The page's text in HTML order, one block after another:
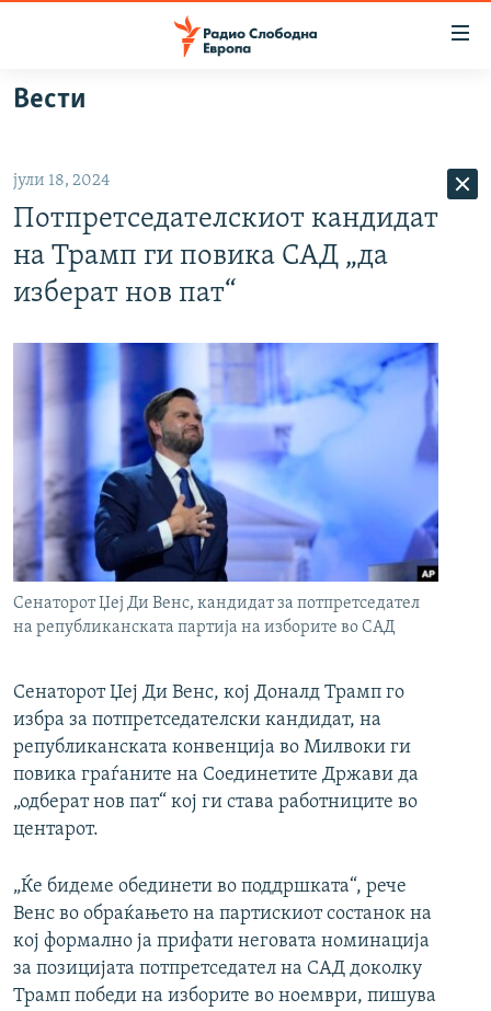
Оди
на
Оди
на
главната
навигација
Премини
на
ВИЗУЕЛНО
ШТО ТРЕБА ДА ЗНАЕТЕ
ПРИЈАВИ СЕ ЗА ЊУЗЛЕТЕР
ПОДКАСТ ЗОШТО?
РСЕ веб страници
Вести
јули 18, 2024
Потпретседателскиот кандидат
на Трамп ги повика САД „да
изберат нов пат“
Сенаторот Џеј Ди Венс, кандидат за потпретседател
на републиканската партија на изборите во САД
Сенаторот Џеј Ди Венс, кој Доналд Трамп го
избра за потпретседателски кандидат, на
републиканската конвенција во Милвоки ги
повика граѓаните на Соединетите Држави да
„одберат нов пат“ кој ги става работниците во
центарот.
„Ќе бидеме обединети во поддршката“, рече
Венс во обраќањето на партискиот состанок на
кој формално ја прифати неговата номинација
за позицијата потпретседател на САД доколку
Трамп победи на изборите во ноември, пишува